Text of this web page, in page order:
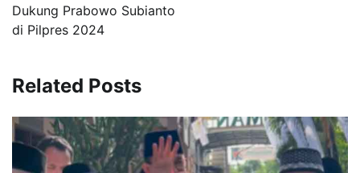
Dukung Prabowo Subianto
di Pilpres 2024
Related Posts